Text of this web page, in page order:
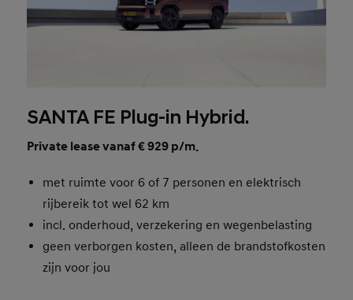
SANTA FE Plug-in Hybrid.
Private lease vanaf € 929 p/m.
met ruimte voor 6 of 7 personen en elektrisch
rijbereik tot wel 62 km
incl. onderhoud, verzekering en wegenbelasting
geen verborgen kosten, alleen de brandstofkosten
zijn voor jou